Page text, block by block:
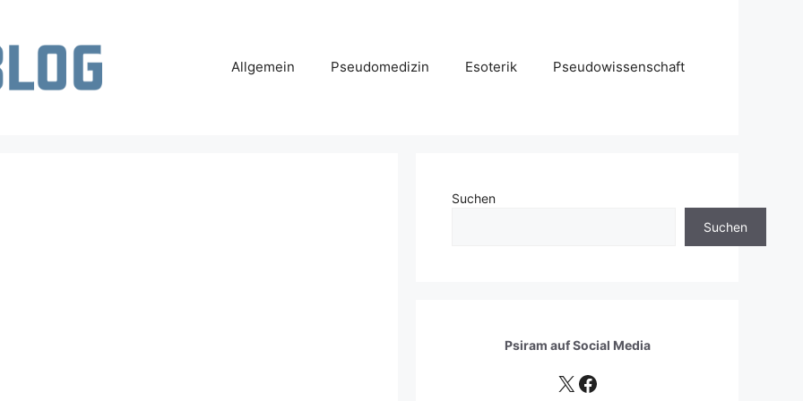
Allgemein Pseudomedizin Esoterik Pseudowissenschaft
Suchen
Suchen
Psiram aufSocial Media
X Facebook